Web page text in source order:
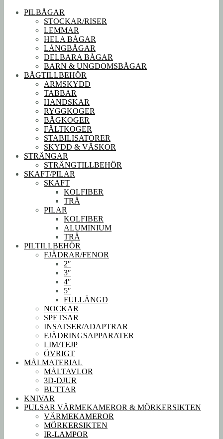
PILBÅGAR
STOCKAR/RISER
LEMMAR
HELA BÅGAR
LÅNGBÅGAR
DELBARA BÅGAR
BARN & UNGDOMSBÅGAR
BÅGTILLBEHÖR
ARMSKYDD
TABBAR
HANDSKAR
RYGGKOGER
BÅGKOGER
FÄLTKOGER
STABILISATORER
SKYDD & VÄSKOR
STRÄNGAR
STRÄNGTILLBEHÖR
SKAFT/PILAR
SKAFT
KOLFIBER
TRÄ
PILAR
KOLFIBER
ALUMINIUM
TRÄ
PILTILLBEHÖR
FJÄDRAR/FENOR
2″
3″
4″
5″
FULLÄNGD
NOCKAR
SPETSAR
INSATSER/ADAPTRAR
FJÄDRINGSAPPARATER
LIM/TEJP
ÖVRIGT
MÅLMATERIAL
MÅLTAVLOR
3D-DJUR
BUTTAR
KNIVAR
PULSAR VÄRMEKAMEROR & MÖRKERSIKTEN
VÄRMEKAMEROR
MÖRKERSIKTEN
IR-LAMPOR